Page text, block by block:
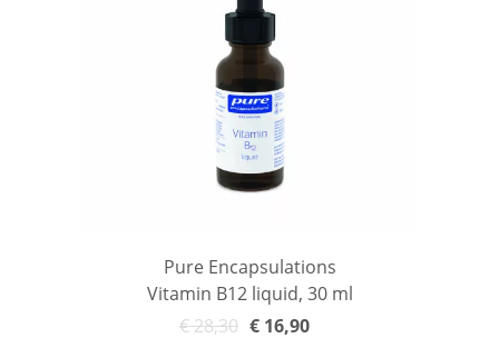
Pure Encapsulations
Vitamin B12 liquid, 30 ml
€28,30 €16,90